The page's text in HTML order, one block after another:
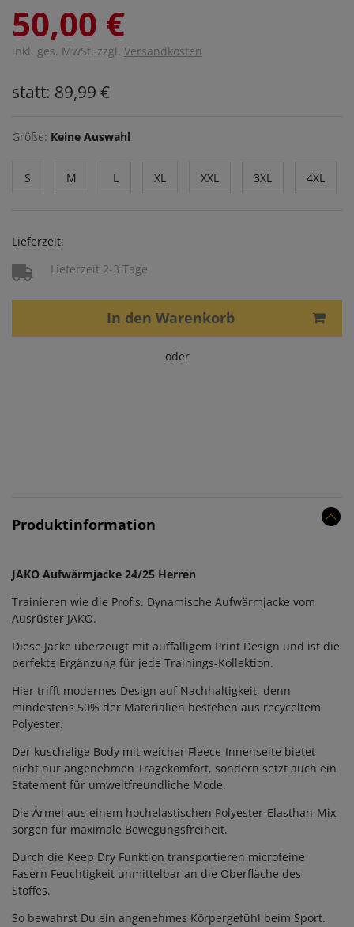
50,00 €
inkl. ges. MwSt. zzgl. Versandkosten
statt: 89,99 €
Größe: Keine Auswahl
S M L XL XXL 3XL 4XL
Lieferzeit:
Lieferzeit 2-3 Tage
In den Warenkorb
oder
Produktinformation
JAKO Aufwärmjacke 24/25 Herren
Trainieren wie die Profis. Dynamische Aufwärmjacke vom
Ausrüster JAKO.
Diese Jacke überzeugt mit auffälligem Print Design und ist die
perfekte Ergänzung für jede Trainings-Kollektion.
Hier trifft modernes Design auf Nachhaltigkeit, denn
mindestens 50% der Materialien bestehen aus recyceltem
Polyester.
Der kuschelige Body mit weicher Fleece-Innenseite bietet
nicht nur angenehmen Tragekomfort, sondern setzt auch ein
Statement für umweltfreundliche Mode.
Die Ärmel aus einem hochelastischen Polyester-Elasthan-Mix
sorgen für maximale Bewegungsfreiheit.
Durch die Keep Dry Funktion transportieren microfeine
Fasern Feuchtigkeit unmittelbar an die Oberfläche des
Stoffes.
So bewahrst Du ein angenehmes Körpergefühl beim Sport.